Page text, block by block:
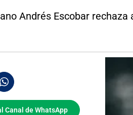
Andrés Escobar
Canal de WhatsApp